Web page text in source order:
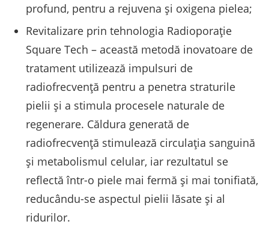
profund, pentru a rejuvena și oxigena pielea;
Revitalizare prin tehnologia Radioporație
Square Tech – această metodă inovatoare de
tratament utilizează impulsuri de
radiofrecvență pentru a penetra straturile
pielii și a stimula procesele naturale de
regenerare. Căldura generată de
radiofrecvență stimulează circulația sanguină
și metabolismul celular, iar rezultatul se
reflectă într-o piele mai fermă și mai tonifiată,
reducându-se aspectul pielii lăsate și al
ridurilor.